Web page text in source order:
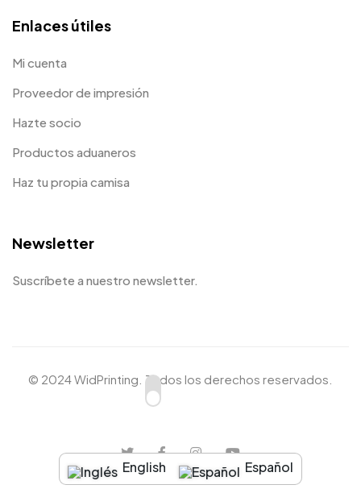
Enlaces útiles
Mi cuenta
Proveedor de impresión
Hazte socio
Productos aduaneros
Haz tu propia camisa
Newsletter
Suscríbete a nuestro newsletter.
© 2024 WidPrinting. Todos los derechos reservados.
English Español